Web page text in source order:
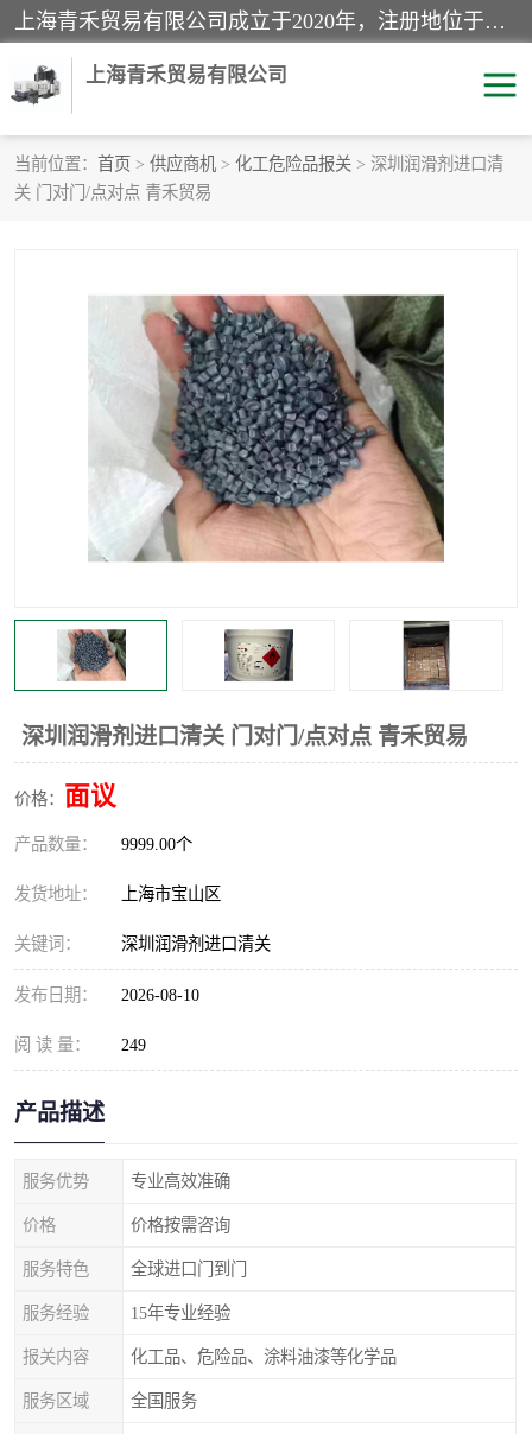
上海青禾贸易有限公司成立于2020年，注册地位于上海市宝山区。经营范围包括：机械设备、五金制品、劳防用品、电子产品、塑胶制品、家具、模具、纺织品、仪器仪表、建筑材料、装饰材料、化工产品、金属制品、机车配件等货物进出口报关、清关服务。
上海青禾贸易有限公司
当前位置： 首页 > 供应商机 > 化工危险品报关 > 深圳润滑剂进口清
关 门对门/点对点 青禾贸易
深圳润滑剂进口清关 门对门/点对点 青禾贸易
价格： 面议
产品数量： 9999.00个
发货地址： 上海市宝山区
关键词： 深圳润滑剂进口清关
发布日期： 2026-08-10
阅 读 量： 249
产品描述
服务优势 专业高效准确
价格 价格按需咨询
服务特色 全球进口门到门
服务经验 15年专业经验
报关内容 化工品、危险品、涂料油漆等化学品
服务区域 全国服务
酒类饮料报关
进口杂货清关
家用电器报关 机床进口清关
国际灯具清关